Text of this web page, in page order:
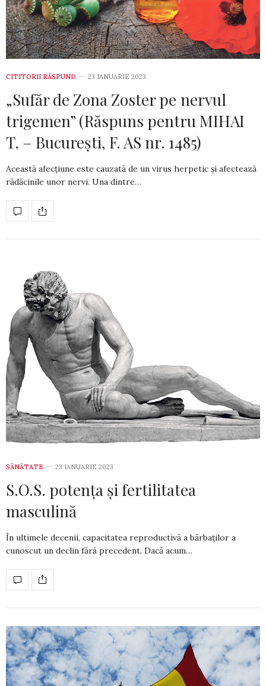
CITITORII RĂSPUND 23 IANUARIE 2023
„Sufăr de Zona Zoster pe nervul
trigemen” (Răspuns pentru MIHAI
T. – București, F. AS nr. 1485)
Această afecțiune este cauzată de un virus her­pe­tic și afectează
rădăcinile unor nervi. Una dintre…
SĂNĂTATE 23 IANUARIE 2023
S.O.S. potența și fertilitatea
masculină
În ultimele decenii, capacitatea reproductivă a bărbaților a
cunoscut un declin fără pre­cedent. Dacă acum…